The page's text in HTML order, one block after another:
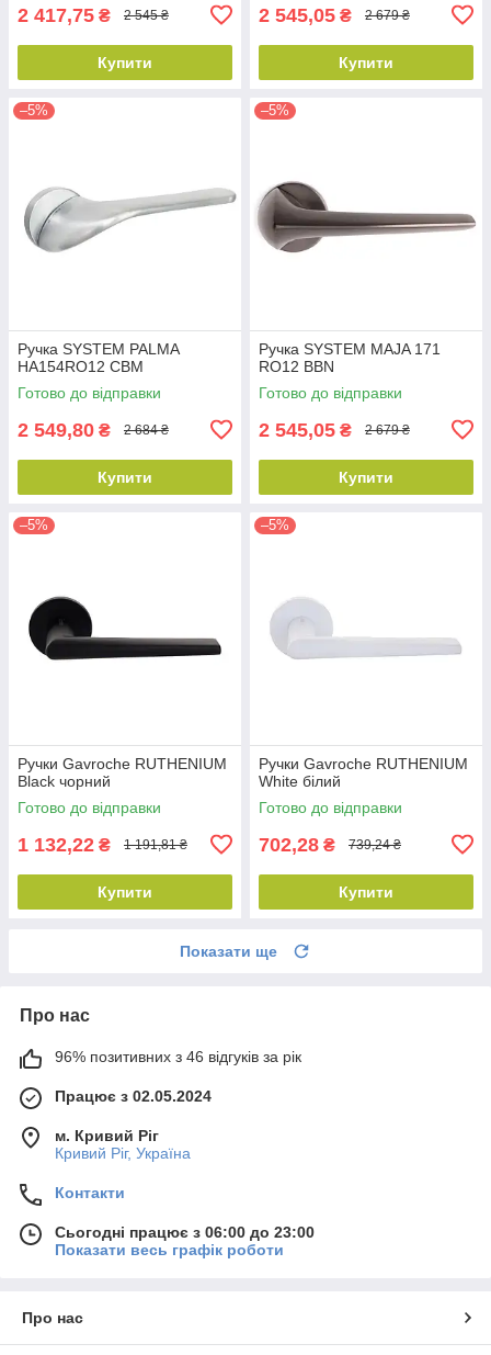
2 417,75 ₴ 2 545 ₴
Купити
2 545,05 ₴ 2 679 ₴
Купити
–5%
Ручка SYSTEM PALMA
HA154RO12 CBM
Готово до відправки
2 549,80 ₴ 2 684 ₴
Купити
–5%
Ручка SYSTEM MAJA 171
RO12 BBN
Готово до відправки
2 545,05 ₴ 2 679 ₴
Купити
–5%
Ручки Gavroche RUTHENIUM
Black чорний
Готово до відправки
1 132,22 ₴ 1 191,81 ₴
Купити
–5%
Ручки Gavroche RUTHENIUM
White білий
Готово до відправки
702,28 ₴ 739,24 ₴
Купити
Показати ще
Про нас
96% позитивних з 46 відгуків за рік
Працює з 02.05.2024
м. Кривий Ріг
Кривий Ріг, Україна
Контакти
Сьогодні працює з 06:00 до 23:00
Показати весь графік роботи
Про нас